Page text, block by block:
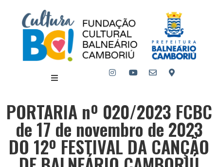
PORTARIA nº 020/2023 FCBC
de 17 de novembro de 2023
DO 12º FESTIVAL DA CANÇÃO